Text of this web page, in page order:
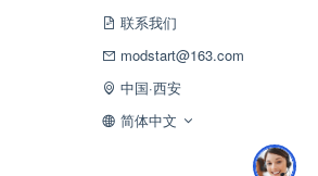
联系我们
modstart@163.com
中国·西安
简体中文